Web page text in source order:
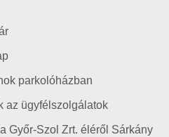
parkolóházban
az ügyfélszolgálatok
Győr-Szol Zrt. éléről Sárkány